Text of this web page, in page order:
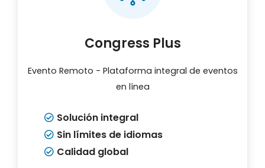
Congress Plus
Evento Remoto - Plataforma integral de eventos
en línea
Solución integral
Sin límites de idiomas
Calidad global